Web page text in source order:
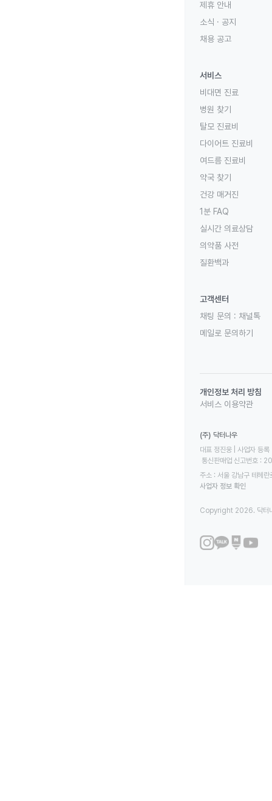
제휴 안내
소식 · 공지
채용 공고
서비스
비대면 진료
병원 찾기
탈모 진료비
다이어트 진료비
여드름 진료비
약국 찾기
건강 매거진
1분 FAQ
실시간 의료상담
의약품 사전
질환백과
고객센터
채팅 문의 : 채널톡
메일로 문의하기
개인정보 처리 방침
서비스 이용약관
(주) 닥터나우
대표 정진웅 | 사업자
통신판매업 신고번호
주소 : 서울 강남구 테헤
사업자 정보 확인
Copyright 2026. 닥터